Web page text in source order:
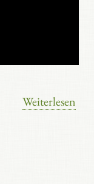
Weiterlesen